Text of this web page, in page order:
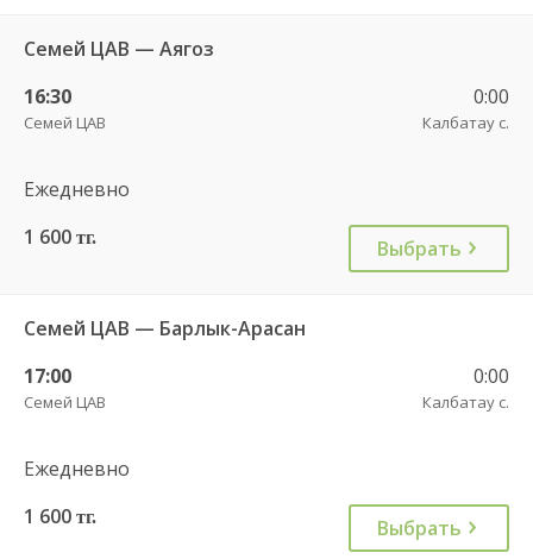
Семей ЦАВ — Аягоз
16:30
Семей ЦАВ
0:00
Калбатау с.
Ежедневно
1 600 тг. Выбрать
Семей ЦАВ — Барлык-Арасан
17:00
Семей ЦАВ
0:00
Калбатау с.
Ежедневно
1 600 тг. Выбрать